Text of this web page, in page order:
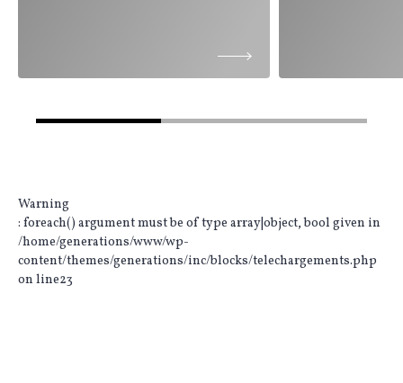
Warning
: foreach() argument must be of type array|object, bool given in
/home/generations/www/wp-
content/themes/generations/inc/blocks/telechargements.php
on line23